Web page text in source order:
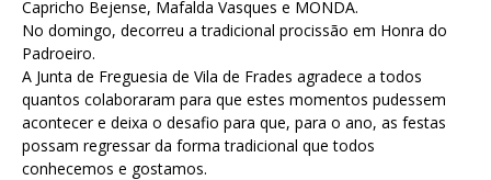
Capricho Bejense, Mafalda Vasques e MONDA.
No domingo, decorreu a tradicional procissão em Honra do
Padroeiro.
A Junta de Freguesia de Vila de Frades agradece a todos
quantos colaboraram para que estes momentos pudessem
acontecer e deixa o desafio para que, para o ano, as festas
possam regressar da forma tradicional que todos
conhecemos e gostamos.